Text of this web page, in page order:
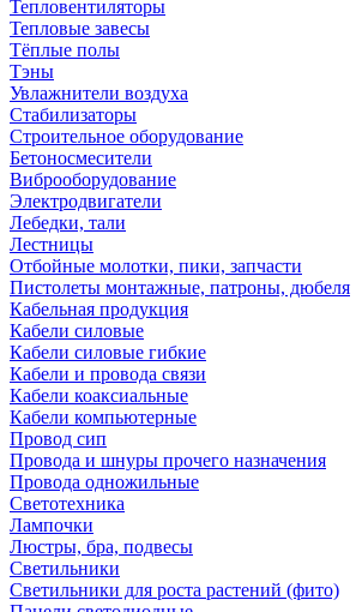
Тепловентиляторы
Тепловые завесы
Тёплые полы
Тэны
Увлажнители воздуха
Стабилизаторы
Строительное оборудование
Бетоносмесители
Виброоборудование
Электродвигатели
Лебедки, тали
Лестницы
Отбойные молотки, пики, запчасти
Пистолеты монтажные, патроны, дюбеля
Кабельная продукция
Кабели силовые
Кабели силовые гибкие
Кабели и провода связи
Кабели коаксиальные
Кабели компьютерные
Провод сип
Провода и шнуры прочего назначения
Провода одножильные
Светотехника
Лампочки
Люстры, бра, подвесы
Светильники
Светильники для роста растений (фито)